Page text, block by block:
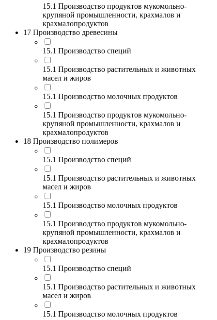
15.1 Производство продуктов мукомольно-
крупяной промышленности, крахмалов и
крахмалопродуктов
17 Производство древесины
15.1 Производство специй
15.1 Производство растительных и животных
масел и жиров
15.1 Производство молочных продуктов
15.1 Производство продуктов мукомольно-
крупяной промышленности, крахмалов и
крахмалопродуктов
18 Производство полимеров
15.1 Производство специй
15.1 Производство растительных и животных
масел и жиров
15.1 Производство молочных продуктов
15.1 Производство продуктов мукомольно-
крупяной промышленности, крахмалов и
крахмалопродуктов
19 Производство резины
15.1 Производство специй
15.1 Производство растительных и животных
масел и жиров
15.1 Производство молочных продуктов